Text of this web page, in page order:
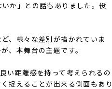
か」との話もありました。役
、様々な差別が描かれていま
、本舞台の主題です。
い距離感を持って考えられるの
捉えることが出来る側面もあり